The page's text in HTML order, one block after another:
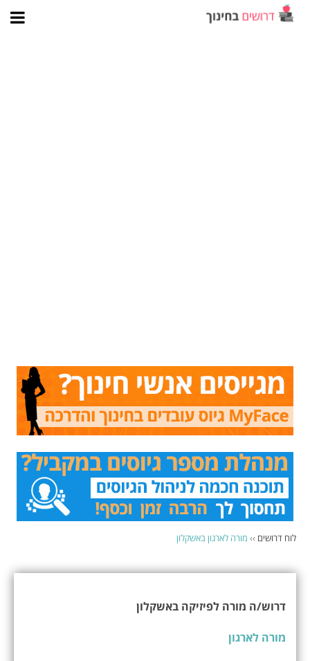
לוח דרושים ›› מורה לארגון באשקלון
דרוש/ה מורה לפיזיקה באשקלון
מורה לארגון